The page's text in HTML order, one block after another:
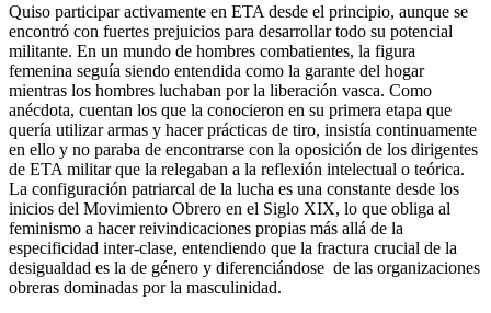
Quiso participar activamente en ETA desde el principio, aunque se
encontró con fuertes prejuicios para desarrollar todo su potencial
militante. En un mundo de hombres combatientes, la figura
femenina seguía siendo entendida como la garante del hogar
mientras los hombres luchaban por la liberación vasca. Como
anécdota, cuentan los que la conocieron en su primera etapa que
quería utilizar armas y hacer prácticas de tiro, insistía continuamente
en ello y no paraba de encontrarse con la oposición de los dirigentes
de ETA militar que la relegaban a la reflexión intelectual o teórica.
La configuración patriarcal de la lucha es una constante desde los
inicios del Movimiento Obrero en el Siglo XIX, lo que obliga al
feminismo a hacer reivindicaciones propias más allá de la
especificidad inter-clase, entendiendo que la fractura crucial de la
desigualdad es la de género y diferenciándose de las organizaciones
obreras dominadas por la masculinidad.